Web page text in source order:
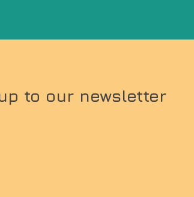
to our newsletter